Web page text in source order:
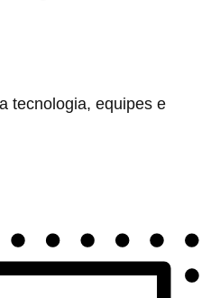
tecnologia, equipes e